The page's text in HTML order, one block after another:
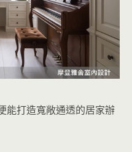
能打造寬敞通透的居家辦